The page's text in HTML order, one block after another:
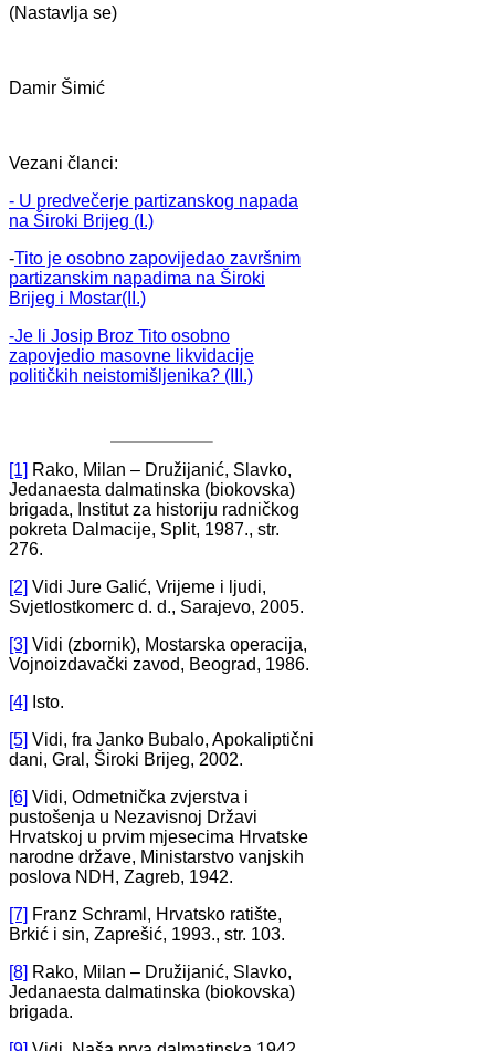
(Nastavlja se)
Damir Šimić
Vezani članci:
- U predvečerje partizanskog napada
na Široki Brijeg (I.)
-Tito je osobno zapovijedao završnim
partizanskim napadima na Široki
Brijeg i Mostar(II.)
-Je li Josip Broz Tito osobno
zapovjedio masovne likvidacije
političkih neistomišljenika? (III.)
[1] Rako, Milan – Družijanić, Slavko,
Jedanaesta dalmatinska (biokovska)
brigada, Institut za historiju radničkog
pokreta Dalmacije, Split, 1987., str.
276.
[2] Vidi Jure Galić, Vrijeme i ljudi,
Svjetlostkomerc d. d., Sarajevo, 2005.
[3] Vidi (zbornik), Mostarska operacija,
Vojnoizdavački zavod, Beograd, 1986.
[4] Isto.
[5] Vidi, fra Janko Bubalo, Apokaliptični
dani, Gral, Široki Brijeg, 2002.
[6] Vidi, Odmetnička zvjerstva i
pustošenja u Nezavisnoj Državi
Hrvatskoj u prvim mjesecima Hrvatske
narodne države, Ministarstvo vanjskih
poslova NDH, Zagreb, 1942.
[7] Franz Schraml, Hrvatsko ratište,
Brkić i sin, Zaprešić, 1993., str. 103.
[8] Rako, Milan – Družijanić, Slavko,
Jedanaesta dalmatinska (biokovska)
brigada.